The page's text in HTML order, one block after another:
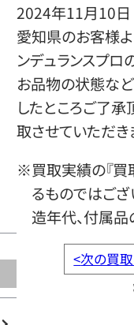
2024年11月10日
愛知県のお客様
ンデュランスプロ
お品物の状態など
したところご了
取させていただき
※買取実績の『買
るものではござ
造年代、付属品
<次の買